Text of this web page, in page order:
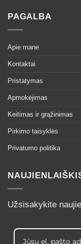
PAGALBA
Apie mane
Kontaktai
Pristatymas
Apmokėjimas
Keitimas ir grąžinimas
Pirkimo taisyklės
Privatumo politika
Užsisakykite